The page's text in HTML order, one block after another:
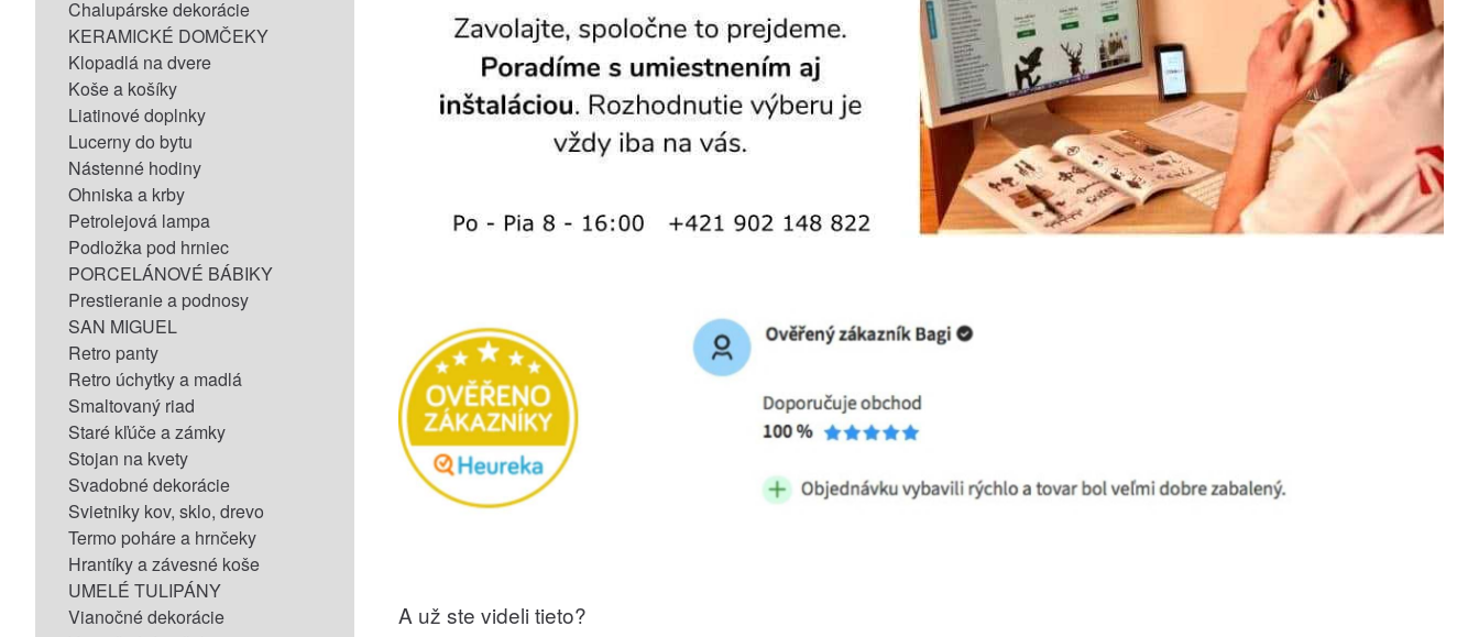
Chalupárske dekorácie
KERAMICKÉ DOMČEKY
Klopadlá na dvere
Koše a košíky
Liatinové doplnky
Lucerny do bytu
Nástenné hodiny
Ohniska a krby
Petrolejová lampa
Podložka pod hrniec
PORCELÁNOVÉ BÁBIKY
Prestieranie a podnosy
SAN MIGUEL
Retro panty
Retro úchytky a madlá
Smaltovaný riad
Staré kľúče a zámky
Stojan na kvety
Svadobné dekorácie
Svietniky kov, sklo, drevo
Termo poháre a hrnčeky
Hrantíky a závesné koše
UMELÉ TULIPÁNY
Vianočné dekorácie
A už ste videli tieto?